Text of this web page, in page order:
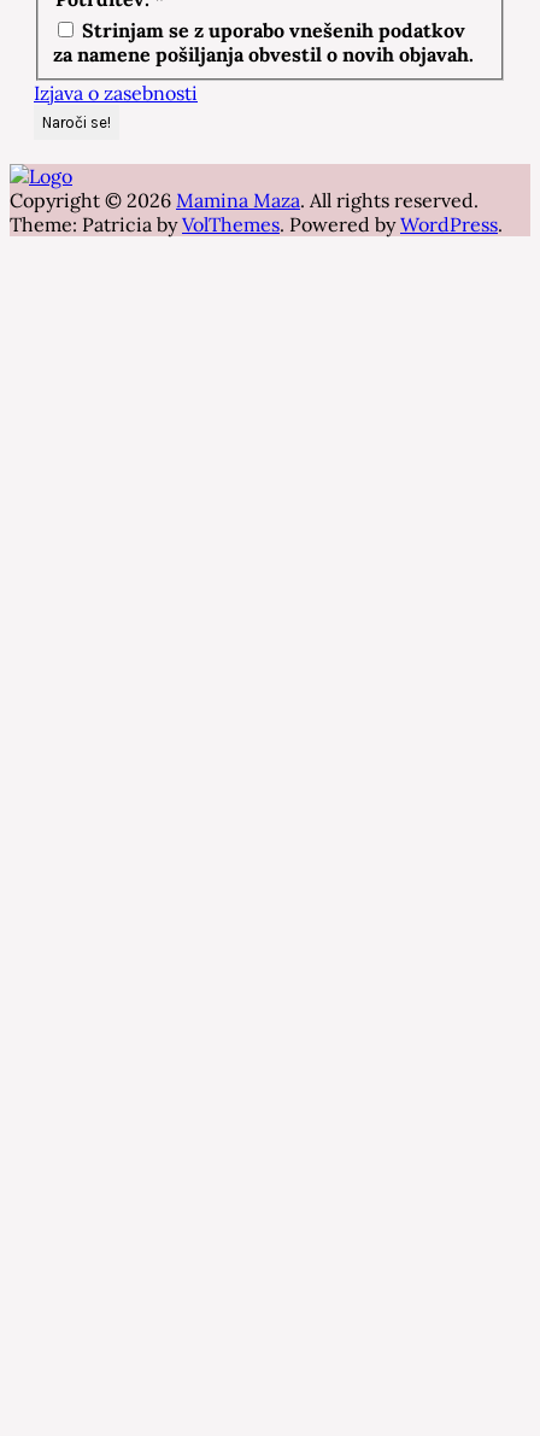
Strinjam se z uporabo vnešenih podatkov
za namene pošiljanja obvestil o novih objavah.
Izjava o zasebnosti
Copyright © 2026 Mamina Maza. All rights reserved.
Theme: Patricia byVolThemes. Powered byWordPress.